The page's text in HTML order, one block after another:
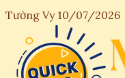
Tường Vy 10/07/2026